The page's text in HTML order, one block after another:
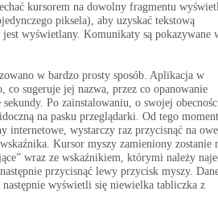
kursorem na dowolny fragmentu
piksela), aby uzyskać tekstową
wyświetlany. Komunikaty są pokazywane
w bardzo prosty sposób. Aplikacja w
co sugeruje jej nazwa, przez co opanowanie
Po zainstalowaniu, o swojej
na pasku przeglądarki. Od tego
internetowe, wystarczy raz przycisnąć na
Kursor myszy zamieniony zostanie
wraz ze wskaźnikiem, którymi należy
przycisnąć lewy przycisk myszy.
następnie wyświetli się niewielka tabliczka z